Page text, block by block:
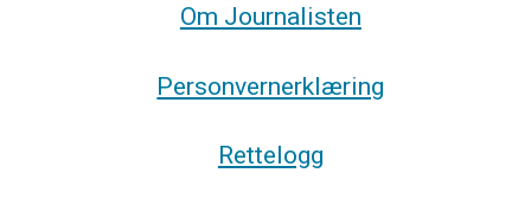
Om Journalisten
Personvernerklæring
Rettelogg